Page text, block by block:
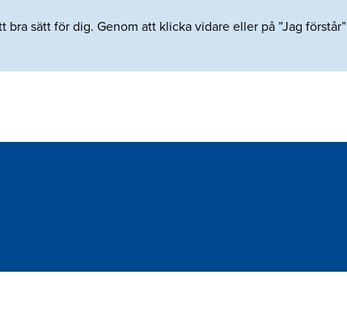
sätt för dig. Genom att klicka vidare eller på ”Jag förstår”